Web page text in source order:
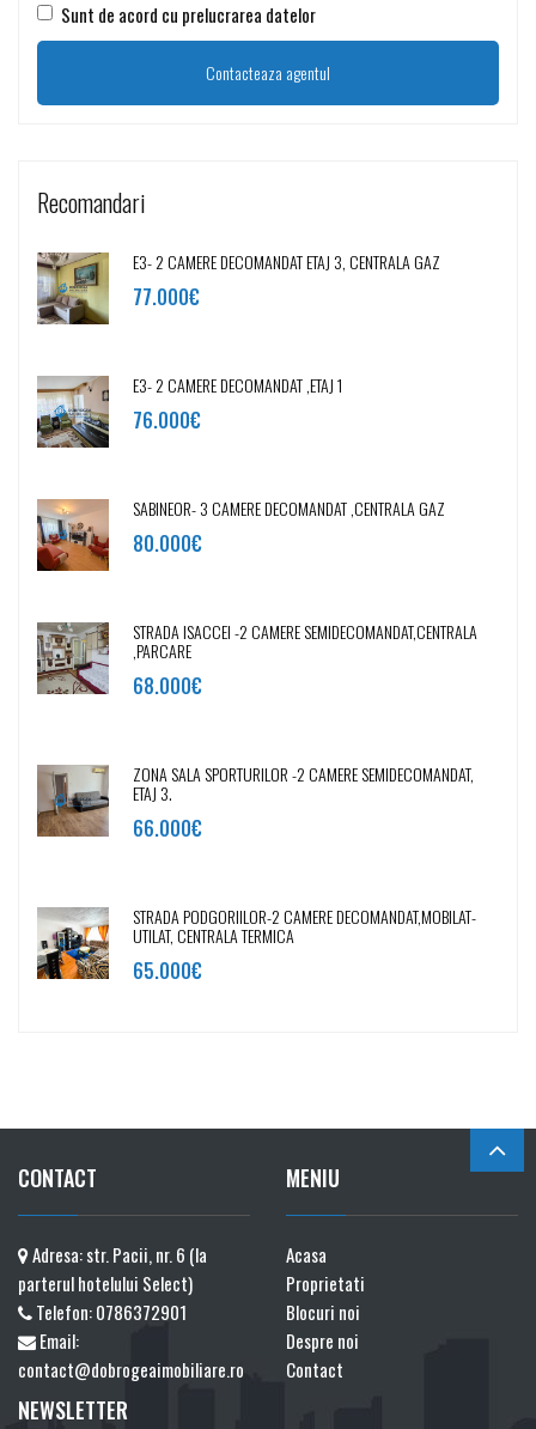
Sunt de acord cu prelucrarea datelor
Recomandari
E3- 2 CAMERE DECOMANDAT ETAJ 3, CENTRALA GAZ
77.000€
E3- 2 CAMERE DECOMANDAT ,ETAJ 1
76.000€
SABINEOR- 3 CAMERE DECOMANDAT ,CENTRALA GAZ
80.000€
STRADA ISACCEI -2 CAMERE SEMIDECOMANDAT,CENTRALA
,PARCARE
68.000€
ZONA SALA SPORTURILOR -2 CAMERE SEMIDECOMANDAT,
ETAJ 3.
66.000€
STRADA PODGORIILOR-2 CAMERE DECOMANDAT,MOBILAT-
UTILAT, CENTRALA TERMICA
65.000€
CONTACT
Adresa: str. Pacii, nr. 6 (la
parterul hotelului Select)
Telefon:0786372901
Email:
contact@dobrogeaimobiliare.ro
MENIU
Acasa
Proprietati
Blocuri noi
Despre noi
Contact
NEWSLETTER